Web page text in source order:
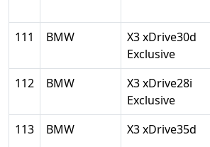
111 BMW
X3 xDrive30d
Exclusive
112 BMW
X3 xDrive28i
Exclusive
113 BMW X3 xDrive35d